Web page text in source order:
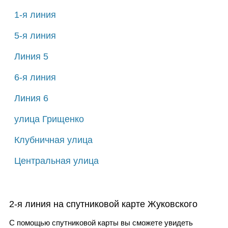
1-я линия
5-я линия
Линия 5
6-я линия
Линия 6
улица Грищенко
Клубничная улица
Центральная улица
2-я линия на спутниковой карте Жуковского
С помощью спутниковой карты вы сможете увидеть